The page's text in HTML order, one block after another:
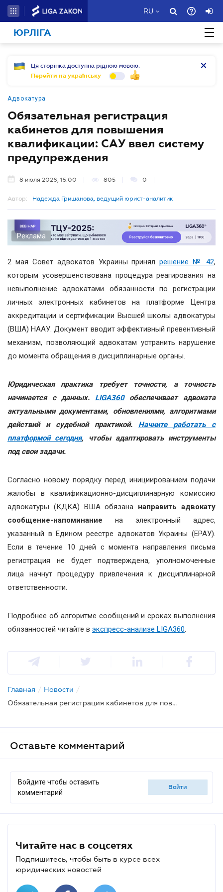
RU
ЮРЛІГА
Ця сторінка доступна рідною мовою.
Перейти на українську
Адвокатура
Обязательная регистрация
кабинетов для повышения
квалификации: САУ ввел систему
предупреждения
8 июля 2026, 15:00 805 0
Автор: Надежда Гришанова, ведущий юрист-аналитик
Реклама
2 мая Совет адвокатов Украины принялрешение № 42,
которым усовершенствована процедура реагирования на
невыполнение адвокатами обязанности по регистрации
личных электронных кабинетов на платформе Центра
аккредитации и сертификации Высшей школы адвокатуры
(ВША) НААУ. Документ вводит эффективный превентивный
механизм, позволяющий адвокатам устранить нарушение
до момента обращения в дисциплинарные органы.
Юридическая практика требует точности, а точность
начинается с данных. LIGA360обеспечивает адвоката
актуальными документами, обновлениями, алгоритмами
действий и судебной практикой. Начните работать с
платформой сегодня, чтобы адаптировать инструменты
под свои задачи.
Согласно новому порядку перед инициированием подачи
жалобы в квалификационно-дисциплинарную комиссию
адвокатуры (КДКА) ВША обязана направить адвокату
сообщение-напоминание на электронный адрес,
указанный в Едином реестре адвокатов Украины (ЕРАУ).
Если в течение 10 дней с момента направления письма
регистрация не будет подтверждена, уполномоченные
лица начнут процедуру привлечения к дисциплинарной
ответственности.
Подробнее об алгоритме сообщений и сроках выполнения
обязанностей читайте в экспресс-анализе LIGA360.
Главная / Новости /
Обязательная регистрация кабинетов для повышения квалификации: САУ ввел систему предупреждения
Оставьте комментарий
Войдите чтобы оставить
комментарий
войти
Читайте нас в соцсетях
Подпишитесь, чтобы быть в курсе всех
юридических новостей